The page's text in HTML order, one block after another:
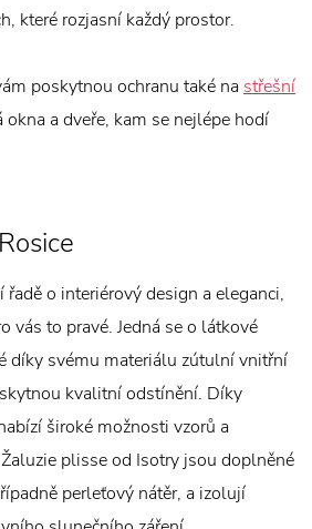
které rozjasní každý prostor.
poskytnou ochranu také na střešní
okna a dveře, kam se nejlépe hodí
o interiérový design a eleganci,
vás to pravé. Jedná se o látkové
díky svému materiálu zútulní vnitřní
kvalitní odstínění. Díky
široké možnosti vzorů a
plisse od Isotry jsou doplněné
perleťový nátěr, a izolují